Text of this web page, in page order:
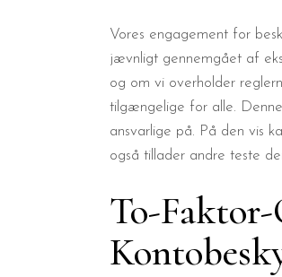
Vores engagement for
jævnligt gennemgået af
og om vi overholder
tilgængelige for alle.
ansvarlige på. På den vis
også tillader andre teste
To-Faktor-